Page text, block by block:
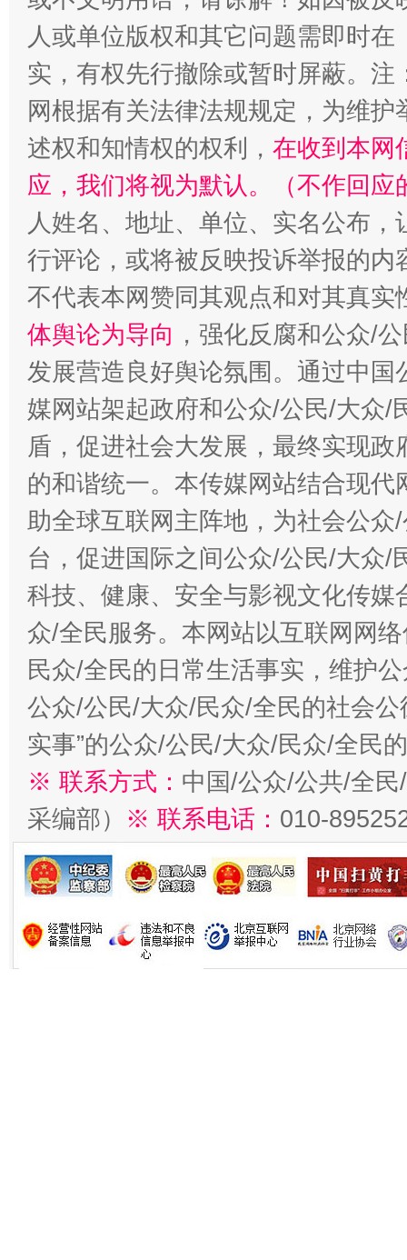
人或单位版权和其它问题需即时在
实，有权先行撤除或暂时屏蔽。
网根据有关法律法规规定，为维
述权和知情权的权利， 在收到本网
应，我们将视为默认。（不作回应
人姓名、地址、单位、实名公布
行评论，或将被反映投诉举报的
不代表本网赞同其观点和对其真实
体舆论为导向 ，强化反腐和公众/
发展营造良好舆论氛围。通过中
媒网站架起政府和公众/公民/大众/
盾，促进社会大发展，最终实现
的和谐统一。本传媒网站结合现
助全球互联网主阵地，为社会公
台，促进国际之间公众/公民/大众/
科技、健康、安全与影视文化传
众/全民服务。本网站以互联网网
民众/全民的日常生活事实，维护
公众/公民/大众/民众/全民的社会公
实事”的公众/公民/大众/民众/全民
※ 联系方式： 中国/公众/公共/全
采编部） ※ 联系电话： 010-